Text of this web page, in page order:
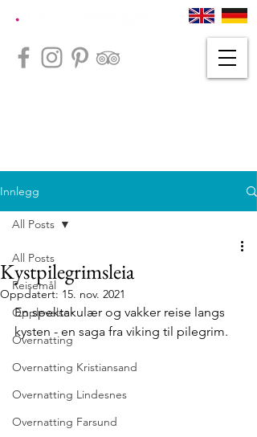
Innlegg
All Posts
Reisemål
Opplevelser
Overnatting
Overnatting Kristiansand
Overnatting Lindesnes
Overnatting Farsund
All Posts
Kystpilegrimsleia
Oppdatert: 15. nov. 2021
En spektakulær og vakker reise langs
kysten - en saga fra viking til pilegrim.